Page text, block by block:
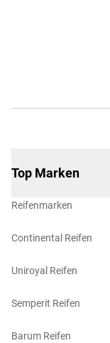
Top Marken
Reifenmarken
Continental Reifen
Uniroyal Reifen
Semperit Reifen
Barum Reifen